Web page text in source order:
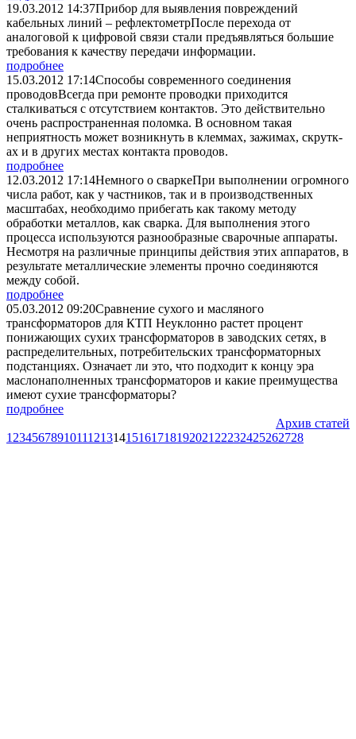
19.03.2012 14:37Прибор для выявления повреждений
кабельных линий – рефлектометр­После перехода от
аналоговой к цифровой связи стали предъявляться большие
требования к качеству передачи информации.
подробнее
15.03.2012 17:14Способы современного соединения
проводовВсегда при ремонте проводки приходится
сталкиваться с отсутствием контактов. Это действительно
очень распространенная поломка. В основном такая
неприятность может возникнуть в клеммах, зажимах, скрутк­
ах и в других местах контакта проводов.
подробнее
12.03.2012 17:14Немного о сваркеПри выполн­ении огромного
числа работ, как у частников, так и в производственных
масштабах, необходимо прибегать как такому методу
обработки металлов, как сварка. Для выполнения этого
процесса используются разнообразные сварочные аппараты.
Несмотря на различные принципы действия этих аппаратов, в
результате металлические элементы прочно соединяются
между собой.
подробнее
05.03.2012 09:20Сравнение сухого и масляного
трансформаторов для КТП ­Неуклонно растет процент
понижающих сухих трансформаторов в заводских сетях, в
распределительных, потребительских трансформаторных
подстанциях. Означает ли это, что подходит к концу эра
маслонаполненных трансформаторов и какие преимущества
имеют сухие трансформаторы?­
подробнее
Архив статей
1 23456789101112131415161718192021 22232425262728